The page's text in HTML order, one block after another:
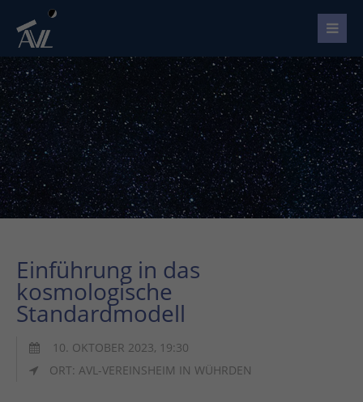
Einführung in das
kosmologische
Standardmodell
10. OKTOBER 2023, 19:30
ORT: AVL-VEREINSHEIM IN WÜHRDEN